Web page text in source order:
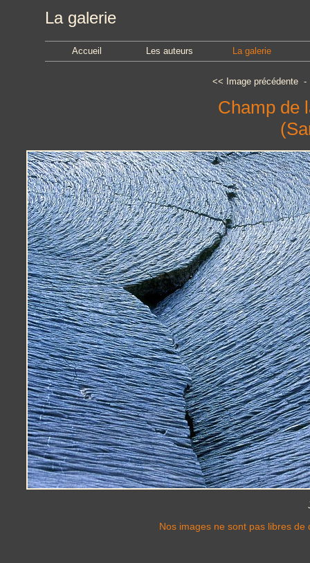
La galerie
Accueil Les auteurs La galerie
<< Image précédente
Champ de
Nos images ne sont pas libres